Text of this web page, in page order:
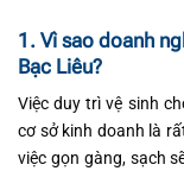
1. Vì sao doanh
Bạc Liêu?
Việc duy trì vệ sinh
cơ sở kinh doanh là
việc gọn gàng, sạch